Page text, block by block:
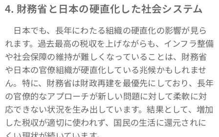
4. 財務省と日本の硬直化した社会システム
日本でも、長年にわたる組織の硬直化の影響が見ら
れます。過去最高の税収を上げながらも、インフラ整備
や社会保障の維持が難しくなっていることは、財務省
や日本の官僚組織が硬直化している兆候かもしれませ
ん。特に、財務省は財政再建を最優先にしており、長年
の官僚的なアプローチが新しい問題に対して柔軟に対
応できない状況を生み出しています。結果として、増加
した税収が適切に使われず、国民の生活に還元されに